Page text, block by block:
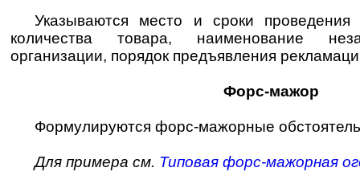
Указываются место и сроки
количества товара, наименование
организации, порядок предъявления
Форс-мажор
Формулируются форс-мажорные
Для примера см. Типовая форс-мажорная